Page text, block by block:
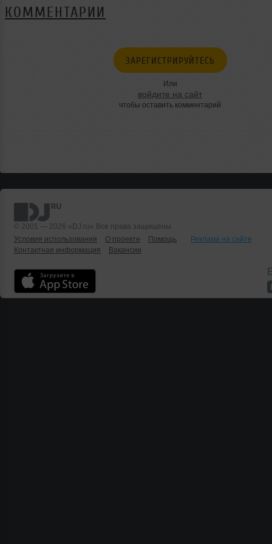
КОММЕНТАРИИ
ЗАРЕГИСТРИРУЙТЕСЬ
Или
войдите на сайт
чтобы оставить комментарий
© 2001 — 2026 «DJ.ru» Все права защищены.
Условия использования
О проекте Помощь
Реклама на сайте
Контактная информация
Вакансии